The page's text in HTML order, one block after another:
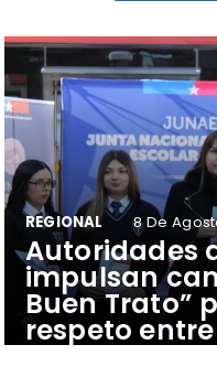
Autoridades
impulsan
Buen Trato”
respeto
conductores
REGIONAL 8 De